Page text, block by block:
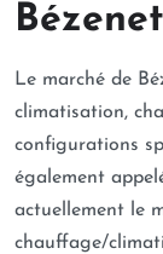
Bézenet
Le marché de
climatisation,
configurations
également
actuellement le
chauffage/